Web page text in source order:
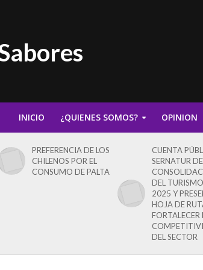
INICIO ¿QUIENES SOMOS? OPINION
PREFERENCIA DE LOS
CHILENOS POR EL
CONSUMO DE PALTA
CUENTA
SERNATUR
DEL
2025 Y
HOJA DE
FORTALECER
DEL SECTOR